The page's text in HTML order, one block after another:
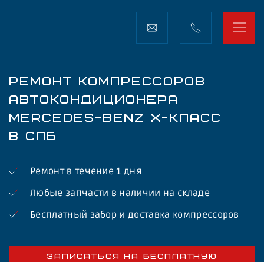
РЕМОНТ КОМПРЕССОРОВ
АВТОКОНДИЦИОНЕРА
MERCEDES-BENZ X-КЛАСС
В СПБ
Ремонт в течение 1 дня
Любые запчасти в наличии на складе
Бесплатный забор и доставка компрессоров
ЗАПИСАТЬСЯ НА БЕСПЛАТНУЮ